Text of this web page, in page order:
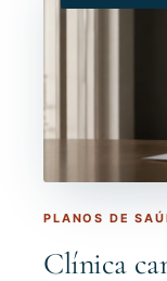
PLANOS DE
Clínica